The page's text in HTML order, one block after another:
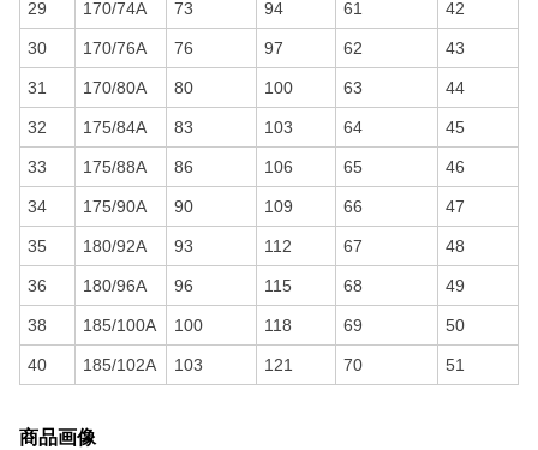
29 170/74A 73 94 61 42
30 170/76A 76 97 62 43
31 170/80A 80 100 63 44
32 175/84A 83 103 64 45
33 175/88A 86 106 65 46
34 175/90A 90 109 66 47
35 180/92A 93 112 67 48
36 180/96A 96 115 68 49
38 185/100A 100 118 69 50
40 185/102A 103 121 70 51
商品画像